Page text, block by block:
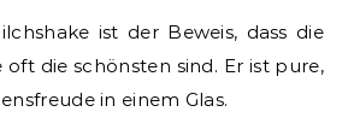
ist der Beweis, dass die
die schönsten sind. Er ist pure,
in einem Glas.